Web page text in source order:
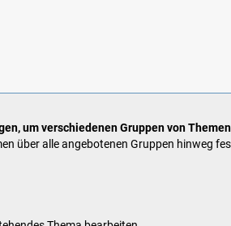
um verschiedenen Gruppen von
über alle angebotenen Gruppen hinweg